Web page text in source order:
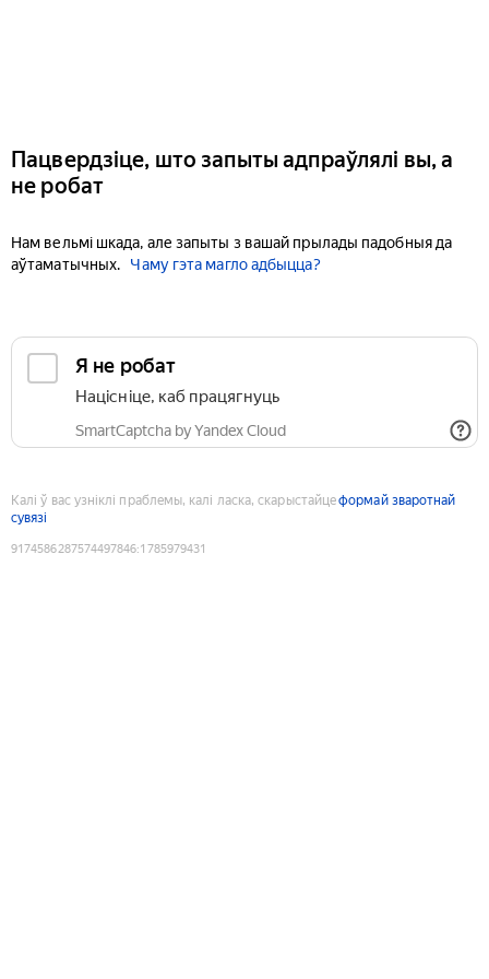
Пацвердзіце, што запыты адпраўлялі вы, а
не робат
Нам вельмі шкада, але запыты з вашай прылады падобныя да
аўтаматычных.
Чаму гэта магло адбыцца?
Я не робат
Націсніце, каб працягнуць
SmartCaptcha by Yandex Cloud
Калі ў вас узніклі праблемы, калі ласка, скарыстайцеформай зваротнай
сувязі
9174586287574497846:1785979431